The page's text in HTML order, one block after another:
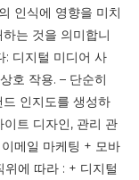
인식에 영향을 미치
는 것을 의미합니
: 디지털 미디어 사
호 작용. – 단순히
인지도를 생성하
트 디자인, 관리 관
메일 마케팅 + 모바
에 따라 : + 디지털